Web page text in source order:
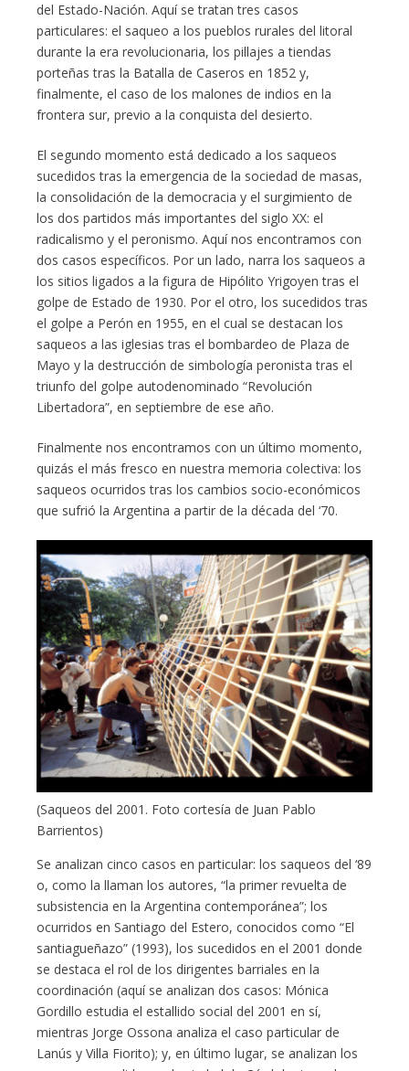
del Estado-Nación. Aquí se tratan tres casos
particulares: el saqueo a los pueblos rurales del litoral
durante la era revolucionaria, los pillajes a tiendas
porteñas tras la Batalla de Caseros en 1852 y,
finalmente, el caso de los malones de indios en la
frontera sur, previo a la conquista del desierto.
El segundo momento está dedicado a los saqueos
sucedidos tras la emergencia de la sociedad de masas,
la consolidación de la democracia y el surgimiento de
los dos partidos más importantes del siglo XX: el
radicalismo y el peronismo. Aquí nos encontramos con
dos casos específicos. Por un lado, narra los saqueos a
los sitios ligados a la figura de Hipólito Yrigoyen tras el
golpe de Estado de 1930. Por el otro, los sucedidos tras
el golpe a Perón en 1955, en el cual se destacan los
saqueos a las iglesias tras el bombardeo de Plaza de
Mayo y la destrucción de simbología peronista tras el
triunfo del golpe autodenominado “Revolución
Libertadora”, en septiembre de ese año.
Finalmente nos encontramos con un último momento,
quizás el más fresco en nuestra memoria colectiva: los
saqueos ocurridos tras los cambios socio-económicos
que sufrió la Argentina a partir de la década del ‘70.
(Saqueos del 2001. Foto cortesía de Juan Pablo
Barrientos)
Se analizan cinco casos en particular: los saqueos del ‘89
o, como la llaman los autores, “la primer revuelta de
subsistencia en la Argentina contemporánea”; los
ocurridos en Santiago del Estero, conocidos como “El
santiagueñazo” (1993), los sucedidos en el 2001 donde
se destaca el rol de los dirigentes barriales en la
coordinación (aquí se analizan dos casos: Mónica
Gordillo estudia el estallido social del 2001 en sí,
mientras Jorge Ossona analiza el caso particular de
Lanús y Villa Fiorito); y, en último lugar, se analizan los